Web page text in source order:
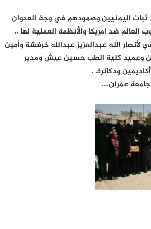
ثبات اليمنيين وصمودهم في وجة العدوان
العالم ضد امريكا والأنظمة العملية لها ..
الله عبدالعزيز عبدالله خرفشة وأمين
وعميد كلية الطب حسين عيش ومدير
ودكاترة. .
جامعة عمران….